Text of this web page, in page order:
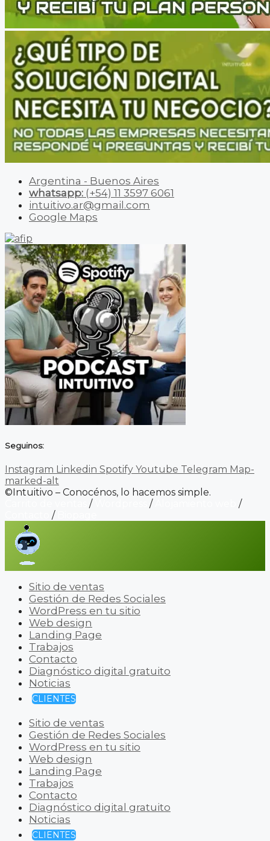
Argentina - Buenos Aires
whatsapp: (+54) 11 3597 6061
intuitivo.ar@gmail.com
Google Maps
Seguinos:
Instagram Linkedin Spotify Youtube Telegram Map-
marked-alt
©Intuitivo – Conocénos, lo hacemos simple.
/ /
/
/
Sitio de ventas
Gestión de Redes Sociales
WordPress en tu sitio
Web design
Landing Page
Trabajos
Contacto
Diagnóstico digital gratuito
Noticias
CLIENTES
Sitio de ventas
Gestión de Redes Sociales
WordPress en tu sitio
Web design
Landing Page
Trabajos
Contacto
Diagnóstico digital gratuito
Noticias
CLIENTES